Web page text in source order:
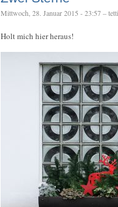
Mittwoch, 28. Januar 2015 - 23:57 – tetti
Holt mich hier heraus!